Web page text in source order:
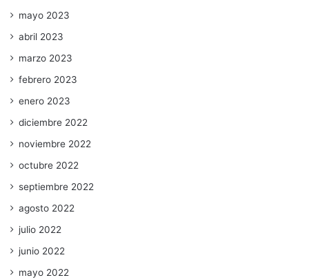
mayo 2023
abril 2023
marzo 2023
febrero 2023
enero 2023
diciembre 2022
noviembre 2022
octubre 2022
septiembre 2022
agosto 2022
julio 2022
junio 2022
mayo 2022